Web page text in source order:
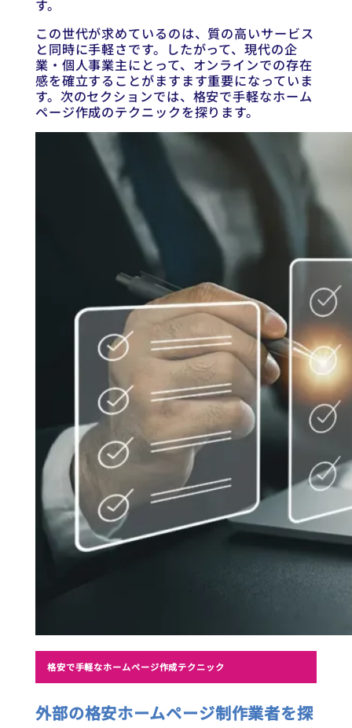
す。
この世代が求めているのは、質の高いサービス
と同時に手軽さです。したがって、現代の企
業・個人事業主にとって、オンラインでの存在
感を確立することがますます重要になっていま
す。次のセクションでは、格安で手軽なホーム
ページ作成のテクニックを探ります。
格安で手軽なホームページ作成テクニック
外部の格安ホームページ制作業者を探